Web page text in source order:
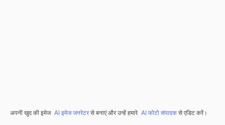
अपनी खुद की इमेज AI इमेज जनरेटरसे बनाएं और उन्हें हमारे AI फोटो संपादकसे एडिट करें।